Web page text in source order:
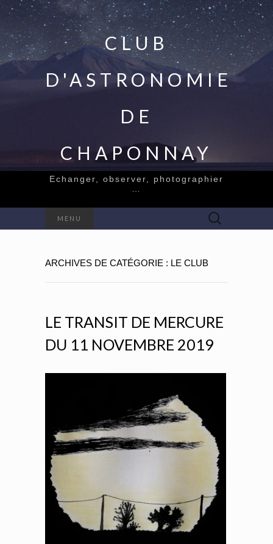
CLUB
D'ASTRONOMIE
DE
CHAPONNAY
Echanger, observer, photographier
MENU Rechercher :
ARCHIVES DE CATÉGORIE : LE CLUB
LE TRANSIT DE MERCURE
DU 11 NOVEMBRE 2019